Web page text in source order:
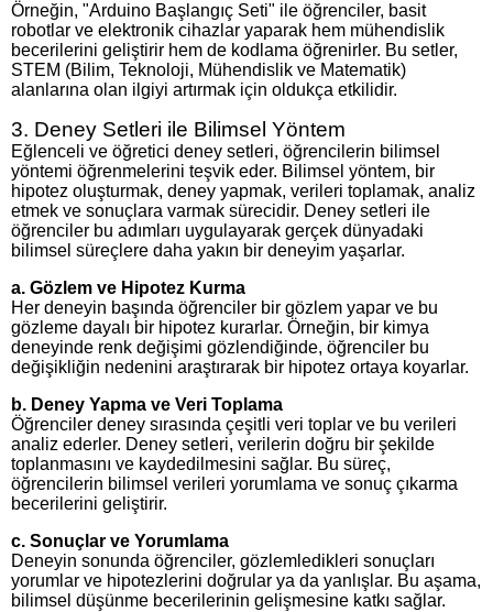
Örneğin, "Arduino Başlangıç Seti" ile öğrenciler, basit
robotlar ve elektronik cihazlar yaparak hem mühendislik
becerilerini geliştirir hem de kodlama öğrenirler. Bu setler,
STEM (Bilim, Teknoloji, Mühendislik ve Matematik)
alanlarına olan ilgiyi artırmak için oldukça etkilidir.
3. Deney Setleri ile Bilimsel Yöntem
Eğlenceli ve öğretici deney setleri, öğrencilerin bilimsel
yöntemi öğrenmelerini teşvik eder. Bilimsel yöntem, bir
hipotez oluşturmak, deney yapmak, verileri toplamak, analiz
etmek ve sonuçlara varmak sürecidir. Deney setleri ile
öğrenciler bu adımları uygulayarak gerçek dünyadaki
bilimsel süreçlere daha yakın bir deneyim yaşarlar.
a. Gözlem ve Hipotez Kurma
Her deneyin başında öğrenciler bir gözlem yapar ve bu
gözleme dayalı bir hipotez kurarlar. Örneğin, bir kimya
deneyinde renk değişimi gözlendiğinde, öğrenciler bu
değişikliğin nedenini araştırarak bir hipotez ortaya koyarlar.
b. Deney Yapma ve Veri Toplama
Öğrenciler deney sırasında çeşitli veri toplar ve bu verileri
analiz ederler. Deney setleri, verilerin doğru bir şekilde
toplanmasını ve kaydedilmesini sağlar. Bu süreç,
öğrencilerin bilimsel verileri yorumlama ve sonuç çıkarma
becerilerini geliştirir.
c. Sonuçlar ve Yorumlama
Deneyin sonunda öğrenciler, gözlemledikleri sonuçları
yorumlar ve hipotezlerini doğrular ya da yanlışlar. Bu aşama,
bilimsel düşünme becerilerinin gelişmesine katkı sağlar.